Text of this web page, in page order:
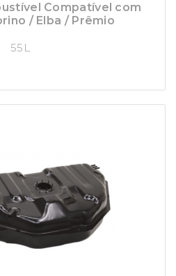
Compatível com
/ Elba / Prêmio
55L